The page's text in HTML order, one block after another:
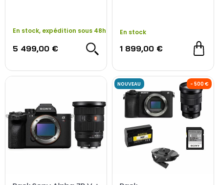
- 700 €
En stock, expédition sous 48h
5 499,00 €
En stock
1 899,00 €